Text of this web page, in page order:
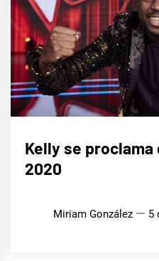
SERIES
Y TV
Kelly se proclama
2020
Miriam González 5